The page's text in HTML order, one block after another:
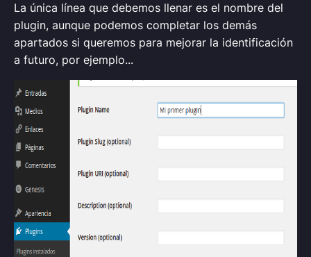
La única línea que debemos llenar es el nombre del
plugin, aunque podemos completar los demás
apartados si queremos para mejorar la identificación
a futuro, por ejemplo...